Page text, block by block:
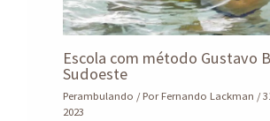
Escola com método Gustavo
Sudoeste
Perambulando / PorFernando Lackman /
2023